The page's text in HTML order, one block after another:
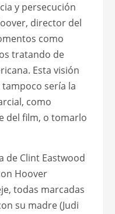
y persecución
director del
como
tratando de
Esta visión
sería la
como
del film, o tomarlo
de Clint Eastwood
Hoover
todas marcadas
su madre (Judi